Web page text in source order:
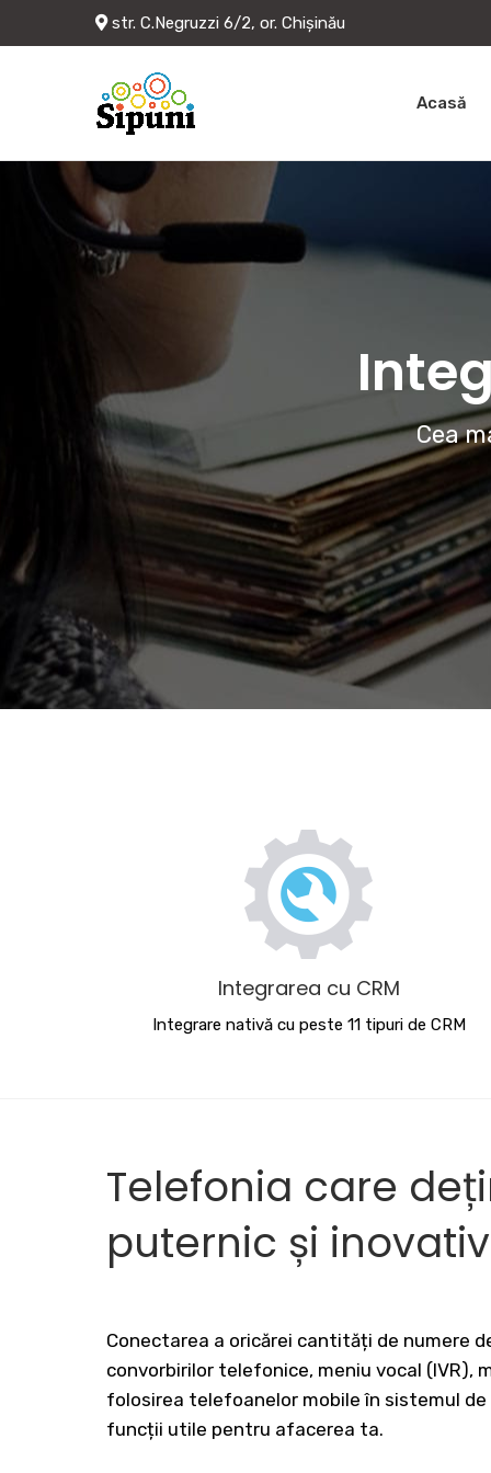
str. C.Negruzzi 6/2, or. Chișinău
Acasă
Cea
Integrarea cu CRM
Integrare nativă cu peste 11 tipuri de CRM
Telefonia care
puternic și
Conectarea a oricărei cantități de numere
convorbirilor telefonice, meniu vocal (IVR),
folosirea telefoanelor mobile în sistemul
funcții utile pentru afacerea ta.